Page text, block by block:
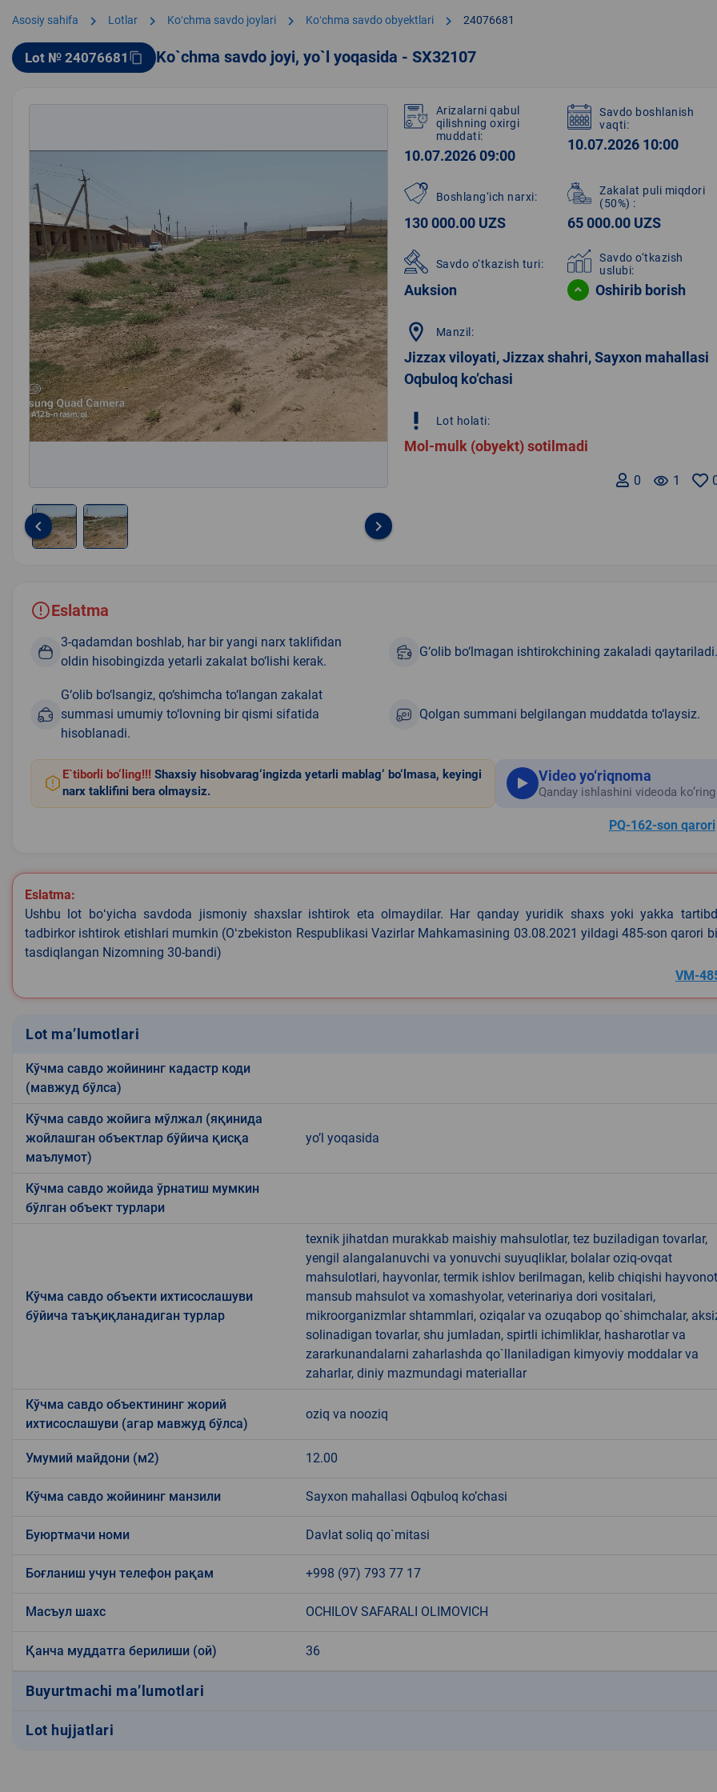
Asosiy sahifa chevron_right Lotlar chevron_right Koʻchma savdo joylari chevron_right Koʻchma savdo obyektlari chevron_right 24076681
Lot № 24076681 content_copy Ko`chma savdo joyi, yo`l yoqasida - SX32107
2
keyboard_arrow_left keyboard_arrow_right
Arizalarni qabul
qilishning oxirgi
muddati:
10.07.2026 09:00
Savdo boshlanish
vaqti:
10.07.2026 10:00
Boshlang‘ich narxi:
130 000.00 UZS
Zakalat puli miqdori
(50%) :
65 000.00 UZS
Savdo o‘tkazish turi:
Auksion
Savdo o‘tkazish
uslubi:
Oshirib borish
location_on Manzil:
Jizzax viloyati, Jizzax shahri, Sayxon mahallasi
Oqbuloq ko’chasi
priority_high Lot holati:
Mol-mulk (obyekt) sotilmadi
remove_red_eye 1
0
Eslatma
3-qadamdan boshlab, har bir yangi narx taklifidan
oldin hisobingizda yetarli zakalat bo‘lishi kerak.
G‘olib bo‘lmagan ishtirokchining zakaladi qaytariladi.
G‘olib bo‘lsangiz, qo‘shimcha to‘langan zakalat
summasi umumiy to‘lovning bir qismi sifatida
hisoblanadi.
Qolgan summani belgilangan muddatda to‘laysiz.
E`tiborli bo‘ling!!! Shaxsiy hisobvarag‘ingizda yetarli mablag‘ bo‘lmasa, keyingi
narx taklifini bera olmaysiz.
Video yo‘riqnoma
Qanday ishlashini videoda ko‘ring
PQ-162-son qarori
Eslatma:
Ushbu lot boʻyicha savdoda jismoniy shaxslar ishtirok eta olmaydilar. Har qanday yuridik shaxs yoki yakka
tadbirkor ishtirok etishlari mumkin (Oʻzbekiston Respublikasi Vazirlar Mahkamasining 03.08.2021 yildagi 485-son qarori
tasdiqlangan Nizomning 30-bandi)
VM-
Lot ma’lumotlari
Кўчма савдо жойининг кадастр коди
(мавжуд бўлса)
Кўчма савдо жойига мўлжал (яқинида
жойлашган объектлар бўйича қисқа
маълумот)
yo’l yoqasida
Кўчма савдо жойида ўрнатиш мумкин
бўлган объект турлари
Кўчма савдо объекти ихтисослашуви
бўйича таъқиқланадиган турлар
texnik jihatdan murakkab maishiy mahsulotlar, tez buziladigan tovarlar,
yengil alangalanuvchi va yonuvchi suyuqliklar, bolalar oziq-ovqat
mahsulotlari, hayvonlar, termik ishlov berilmagan, kelib chiqishi
mansub mahsulot va xomashyolar, veterinariya dori vositalari,
mikroorganizmlar shtammlari, oziqalar va ozuqabop qo`shimchalar,
solinadigan tovarlar, shu jumladan, spirtli ichimliklar, hasharotlar va
zararkunandalarni zaharlashda qo`llaniladigan kimyoviy moddalar va
zaharlar, diniy mazmundagi materiallar
Кўчма савдо объектининг жорий
ихтисослашуви (агар мавжуд бўлса)
oziq va nooziq
Умумий майдони (м2) 12.00
Кўчма савдо жойининг манзили Sayxon mahallasi Oqbuloq ko’chasi
Буюртмачи номи Davlat soliq qo`mitasi
Боғланиш учун телефон рақам +998 (97) 793 77 17
Масъул шахс OCHILOV SAFARALI OLIMOVICH
Қанча муддатга берилиши (ой) 36
Buyurtmachi ma’lumotlari
Lot hujjatlari